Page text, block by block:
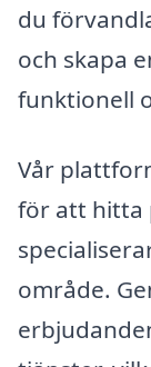
du
och skapa
funktionell
Vår
för att hitta
område.